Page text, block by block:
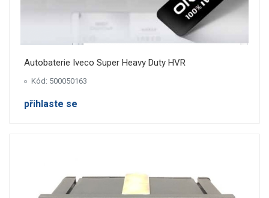
Autobaterie Iveco Super Heavy Duty HVR
Kód: 500050163
přihlaste se